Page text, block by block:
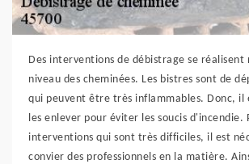
Des interventions de débistrage se réalisent
niveau des cheminées. Les bistres sont de
qui peuvent être très inflammables. Donc, il
les enlever pour éviter les soucis d'incendie.
interventions qui sont très difficiles, il est
convier des professionnels en la matière.